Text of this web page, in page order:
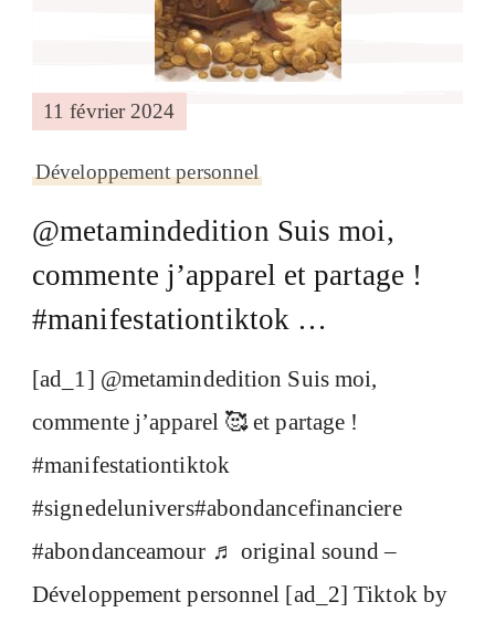
11 février 2024
Développement personnel
@metamindedition Suis moi,
commente j’apparel et partage !
#manifestationtiktok …
[ad_1] @metamindedition Suis moi,
commente j’apparel 🥰 et partage !
#manifestationtiktok
#signedelunivers#abondancefinanciere
#abondanceamour ♬ original sound –
Développement personnel [ad_2] Tiktok by